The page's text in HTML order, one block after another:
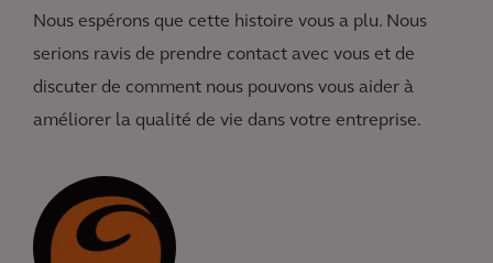
Nous espérons que cette histoire vous a plu. Nous
serions ravis de prendre contact avec vous et de
discuter de comment nous pouvons vous aider à
améliorer la qualité de vie dans votre entreprise.